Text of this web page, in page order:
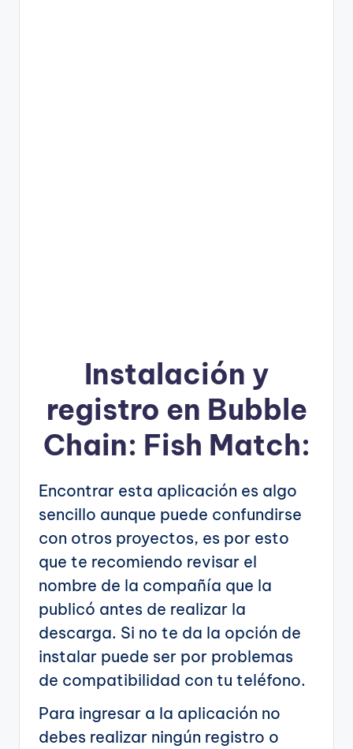
Instalación y
registro en Bubble
Chain: Fish Match:
Encontrar esta aplicación es algo
sencillo aunque puede confundirse
con otros proyectos, es por esto
que te recomiendo revisar el
nombre de la compañía que la
publicó antes de realizar la
descarga. Si no te da la opción de
instalar puede ser por problemas
de compatibilidad con tu teléfono.
Para ingresar a la aplicación no
debes realizar ningún registro o